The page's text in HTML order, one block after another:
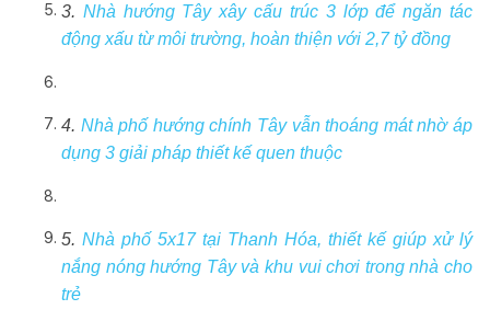
3. Nhà hướng Tây xây cấu trúc 3 lớp để ngăn tác
động xấu từ môi trường, hoàn thiện với 2,7 tỷ đồng
4. Nhà phố hướng chính Tây vẫn thoáng mát nhờ áp
dụng 3 giải pháp thiết kế quen thuộc
5. Nhà phố 5x17 tại Thanh Hóa, thiết kế giúp xử lý
nắng nóng hướng Tây và khu vui chơi trong nhà cho
trẻ